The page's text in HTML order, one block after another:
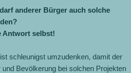
anderer Bürger auch solche
Antwort selbst!
schleunigst umzudenken, damit der
Bevölkerung bei solchen Projekten